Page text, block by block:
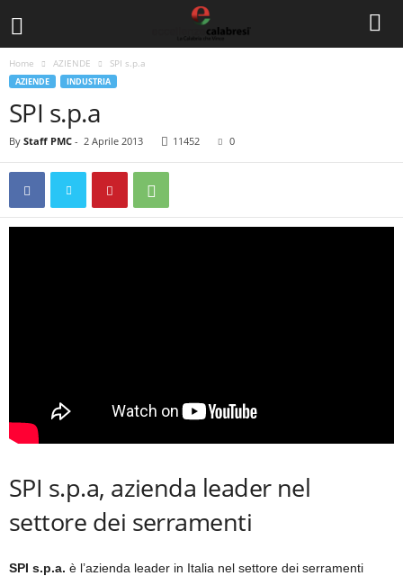
Home AZIENDE SPI s.p.a
AZIENDE INDUSTRIA
SPI s.p.a
By Staff PMC - 2 Aprile 2013 11452 0
SPI s.p.a, azienda leader nel
settore dei serramenti
SPI s.p.a. è l’azienda leader in Italia nel settore dei serramenti